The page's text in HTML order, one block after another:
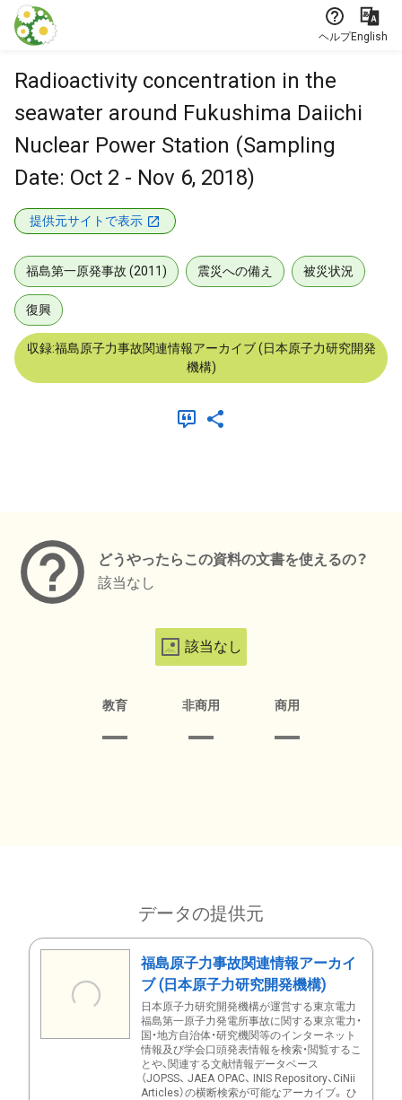
本文に飛ぶ
ヘルプEnglish
Radioactivity concentration in the
seawater around Fukushima Daiichi
Nuclear Power Station (Sampling
Date: Oct 2 - Nov 6, 2018)
提供元サイトで表示
福島第一原発事故 (2011) 震災への備え 被災状況
復興
収録:福島原子力事故関連情報アーカイブ (日本原子力研究開発
機構)
どうやったらこの資料の文書を使えるの？
該当なし
該当なし
教育 非商用 商用
データの提供元
福島原子力事故関連情報アーカイ
ブ (日本原子力研究開発機構)
日本原子力研究開発機構が運営する東京電力
福島第一原子力発電所事故に関する東京電力・
国・地方自治体・研究機関等のインターネット
情報及び学会口頭発表情報を検索・閲覧するこ
とや、関連する文献情報データベース
（JOPSS、 JAEA OPAC、 INIS Repository、CiNii
Articles）の横断検索が可能なアーカイブ。 ひ